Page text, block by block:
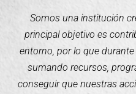
Somos una institución
principal objetivo es
entorno, por lo que
sumando recursos,
conseguir que nuestras